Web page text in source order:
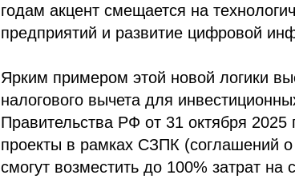
годам акцент смещается на
предприятий и развитие цифровой
Ярким примером этой новой логики
налогового вычета для
Правительства РФ от 31 октября
проекты в рамках СЗПК (соглашений
смогут возместить до 100% затрат